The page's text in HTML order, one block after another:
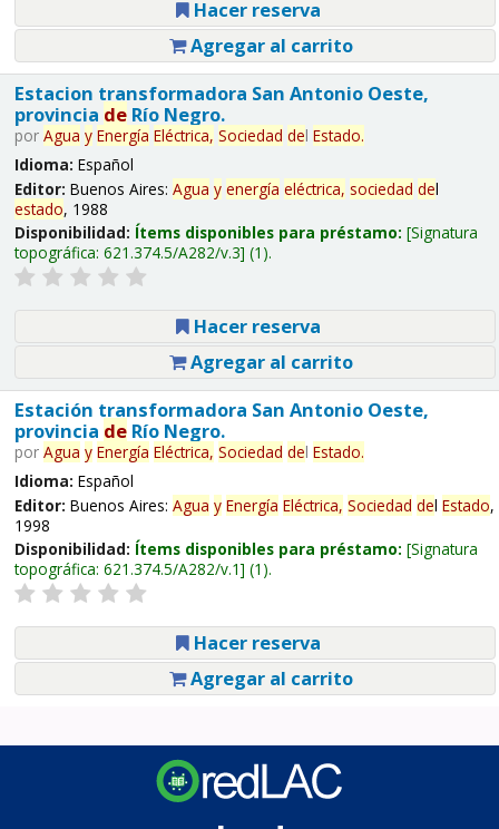
Hacer reserva
Agregar al carrito
Estacion transformadora San Antonio Oeste,
provincia deRío Negro.
por Agua y Energía Eléctrica, Sociedad del Estado.
Idioma: Español
Editor: Buenos Aires: Agua y energía eléctrica, sociedad del
estado, 1988
Disponibilidad: Ítems disponibles para préstamo: Signatura
topográfica: 621.374.5/A282/v.3 (1).
Hacer reserva
Agregar al carrito
Estación transformadora San Antonio Oeste,
provincia deRío Negro.
por Agua y Energía Eléctrica, Sociedad del Estado.
Idioma: Español
Editor: Buenos Aires: Agua y Energía Eléctrica, Sociedad del Estado,
1998
Disponibilidad: Ítems disponibles para préstamo: Signatura
topográfica: 621.374.5/A282/v.1 (1).
Hacer reserva
Agregar al carrito